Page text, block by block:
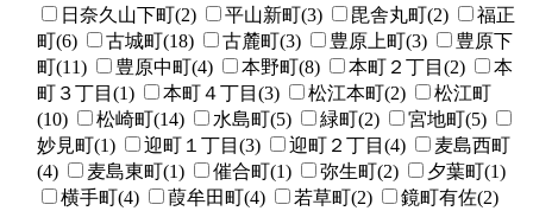
日奈久山下町(2)
平山新町(3) 毘舎丸町(2)
福正
町(6)
古城町(18) 古麓町(3) 豊原上町(3)
豊原下
町(11)
豊原中町(4) 本野町(8) 本町２丁目(2)
本
町３丁目(1)
本町４丁目(3) 松江本町(2)
松江町
(10)
松崎町(14) 水島町(5) 緑町(2)
宮地町(5)
妙見町(1)
迎町１丁目(3) 迎町２丁目(4)
麦島西町
(4)
麦島東町(1) 催合町(1) 弥生町(2)
夕葉町(1)
横手町(4)
葭牟田町(4) 若草町(2)
鏡町有佐(2)